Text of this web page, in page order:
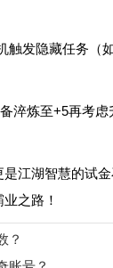
触发隐藏任务（
淬炼至+5再考
江湖智慧的试
之路！
？